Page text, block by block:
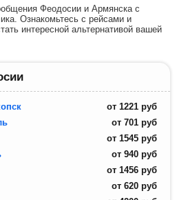
Феодосии и Армянска с
Ознакомьтесь с рейсами и
интересной альтернативой вашей
от 1221 руб
от 701 руб
от 1545 руб
от 940 руб
от 1456 руб
от 620 руб